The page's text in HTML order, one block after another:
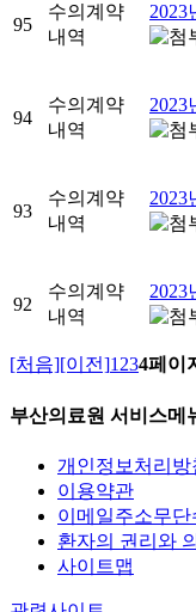
95
수의계약
내역
2023
94
수의계약
내역
2023
93
수의계약
내역
2023
92
수의계약
내역
2023
[처음] [이전]1234페이
부산의료원 서비스메
개인정보처리방
이용약관
이메일주소무단
환자의 권리와
사이트맵